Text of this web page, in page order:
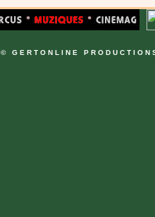
© GERTONLINE